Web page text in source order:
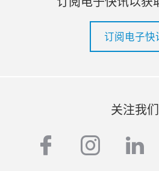
订阅电子快
关注我们
facebook